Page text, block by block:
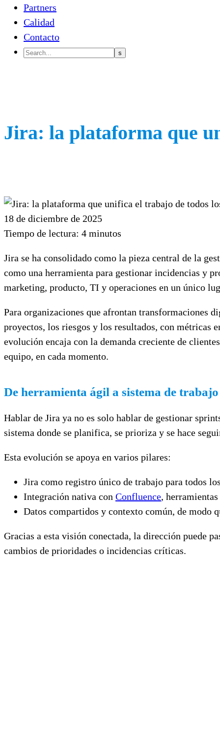
Partners
Calidad
Contacto
Jira: la plataforma que
18 de diciembre de 2025
Tiempo de lectura: 4 minutos
Jira se ha consolidado como la pieza central de la
como una herramienta para gestionar incidencias y
marketing, producto, TI y operaciones en un único
Para organizaciones que afrontan transformaciones
proyectos, los riesgos y los resultados, con métricas
evolución encaja con la demanda creciente de
equipo, en cada momento.
De herramienta ágil a sistema de
Hablar de Jira ya no es solo hablar de gestionar
sistema donde se planifica, se prioriza y se hace
Esta evolución se apoya en varios pilares:
Jira como registro único de trabajo para todos
Integración nativa con Confluence,
Datos compartidos y contexto común, de modo
Gracias a esta visión conectada, la dirección puede
cambios de prioridades o incidencias críticas.